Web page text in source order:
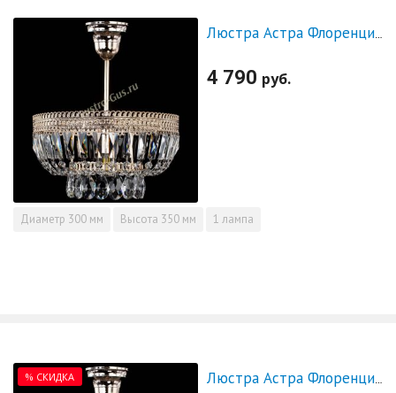
Люстра Астра Флоренция №1 малая
4 790 руб.
Диаметр 300 мм Высота 350 мм 1 лампа
% СКИДКА Люстра Астра Флоренция №1 малая - СКИДКА!!!